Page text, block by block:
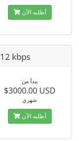
أطلبه الآن
kbps
يبدأ من
$3000.00 USD
شهري
أطلبه الآن